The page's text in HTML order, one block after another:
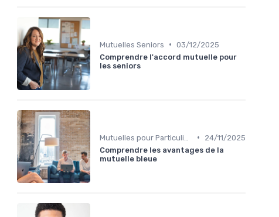
Mutuelles Seniors • 03/12/2025
Comprendre l'accord mutuelle pour
les seniors
•
24/11/2025
Comprendre les avantages de la
mutuelle bleue